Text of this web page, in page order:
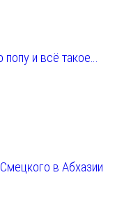
и всё такое…
в Абхазии